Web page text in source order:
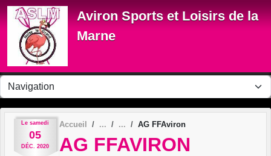
Aviron Sports et Loisirs de la
Marne
Le samedi
05
DÉC. 2020
Accueil AG FFAviron
AG FFAVIRON
Panneau de gestion des cookies